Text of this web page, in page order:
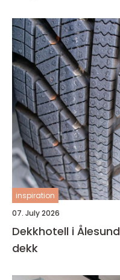
inspiration
07. July 2026
Dekkhotell i Ålesund trygg og enkel lagring av
dekk